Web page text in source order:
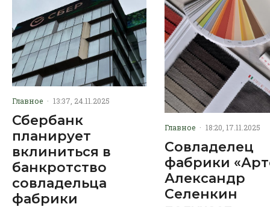
Главное · 13:37, 24.11.2025
Сбербанк
планирует
вклиниться в
банкротство
совладельца
фабрики
Главное · 18:20, 17.11.2025
Совладелец
фабрики
Александр
Селенкин